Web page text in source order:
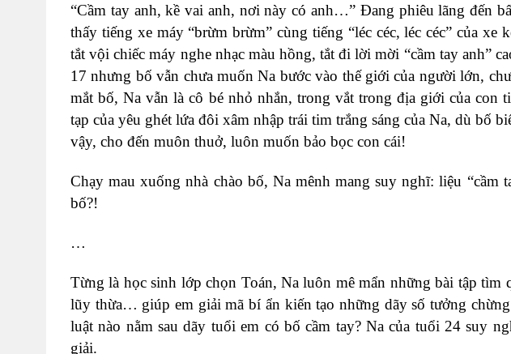
“Cầm tay anh, kề vai anh, nơi này có anh…” Đang phiêu lãng đến
thấy tiếng xe máy “brừm brừm” cùng tiếng “léc céc, léc céc” của
tắt vội chiếc máy nghe nhạc màu hồng, tắt đi lời mời “cầm tay anh”
17 nhưng bố vẫn chưa muốn Na bước vào thế giới của người lớn,
mắt bố, Na vẫn là cô bé nhỏ nhắn, trong vắt trong địa giới của con
tạp của yêu ghét lứa đôi xâm nhập trái tim trắng sáng của Na, dù bố
vậy, cho đến muôn thuở, luôn muốn bảo bọc con cái!
Chạy mau xuống nhà chào bố, Na mênh mang suy nghĩ: liệu “cầm
bố?!
…
Từng là học sinh lớp chọn Toán, Na luôn mê mẩn những bài tập tìm
lũy thừa… giúp em giải mã bí ẩn kiến tạo những dãy số tưởng
luật nào nằm sau dãy tuổi em có bố cầm tay? Na của tuổi 24 suy
giải.